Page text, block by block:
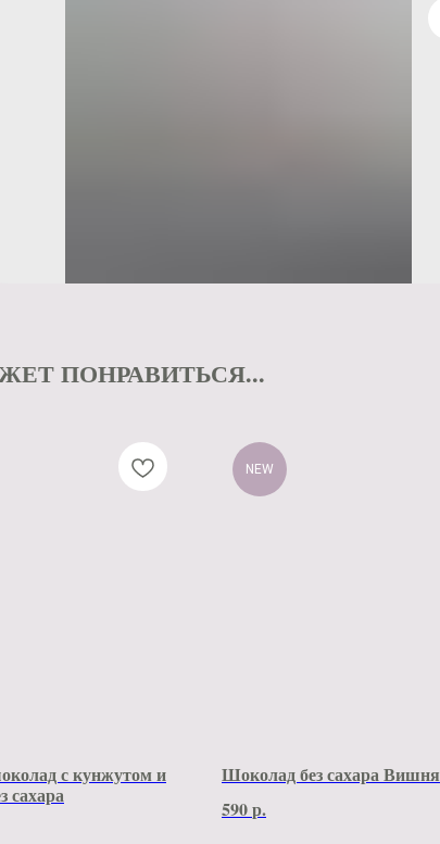
ПОНРАВИТЬСЯ...
с кунжутом и
сахара
NEW
Шоколад без сахара Вишня
590р.